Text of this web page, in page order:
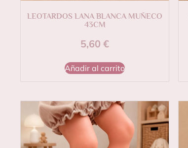
LEOTARDOS LANA BLANCA MUÑECO
43CM
5,60 €
Añadir al carrito